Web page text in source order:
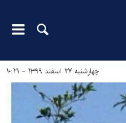
چهارشنبه ۲۷ اسفند ۱۳۹۹ - ۱۰:۲۱